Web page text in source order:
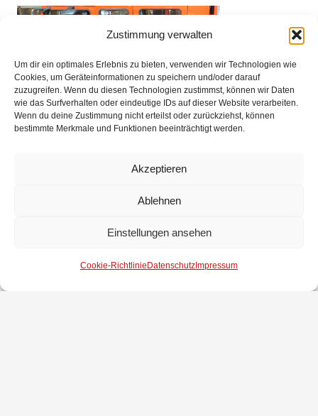
Zustimmung verwalten
Um dir ein optimales Erlebnis zu bieten, verwenden wir Technologien wie
Cookies, um Geräteinformationen zu speichern und/oder darauf
zuzugreifen. Wenn du diesen Technologien zustimmst, können wir Daten
wie das Surfverhalten oder eindeutige IDs auf dieser Website verarbeiten.
Wenn du deine Zustimmung nicht erteilst oder zurückziehst, können
bestimmte Merkmale und Funktionen beeinträchtigt werden.
Akzeptieren
Ablehnen
Einstellungen ansehen
Cookie-Richtlinie Datenschutz Impressum
Schwarting, Rainer Jürgens, Ortsbrandmeister Rainer Troue, Torsten
Strauß, Helmut Schulenberg, Cord Wührmann, heidrun Troue, Klaus-
Gemeindebrandmeister Michael Kalusche